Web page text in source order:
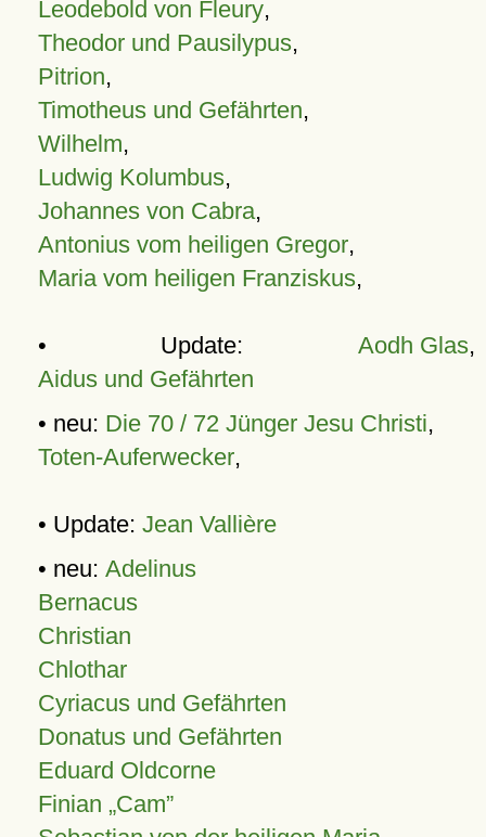
Leodebold von Fleury,
Theodor und Pausilypus,
Pitrion,
Timotheus und Gefährten,
Wilhelm,
Ludwig Kolumbus,
Johannes von Cabra,
Antonius vom heiligen Gregor,
Maria vom heiligen Franziskus,
• Update: Aodh Glas,
Aidus und Gefährten
• neu: Die 70 / 72 Jünger Jesu Christi,
Toten-Auferwecker,
• Update: Jean Vallière
• neu: Adelinus
Bernacus
Christian
Chlothar
Cyriacus und Gefährten
Donatus und Gefährten
Eduard Oldcorne
Finian Cam